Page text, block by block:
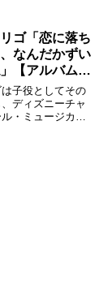
で...
ゴ「恋に落ち
なんだかずい
【アルバムレ
子役としてその
ディズニーチャ
・ミュージカ